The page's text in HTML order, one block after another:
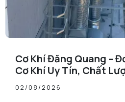
Cơ Khí Đăng Quang –
Cơ Khí Uy Tín, Chất
Đồng Nai
02/08/2026